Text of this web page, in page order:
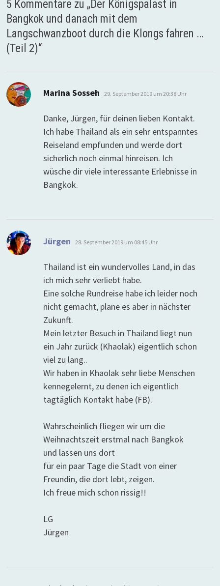
5 Kommentare zu „Der Königspalast in
Bangkok und danach mit dem
Langschwanzboot durch die Klongs fahren …
(Teil 2)“
Marina Sosseh sagt:
29. September 2019 um 20:38 Uhr
Danke, Jürgen, für deinen lieben Kontakt.
Ich habe Thailand als ein sehr entspanntes
Reiseland empfunden und werde dort
sicherlich noch einmal hinreisen. Ich
wüsche dir viele interessante Erlebnisse in
Bangkok.
Jürgen sagt:
28. September 2019 um 08:45 Uhr
Thailand ist ein wundervolles Land, in das
ich mich sehr verliebt habe.
Eine solche Rundreise habe ich leider noch
nicht gemacht, plane es aber in nächster
Zukunft.
Mein letzter Besuch in Thailand liegt nun
ein Jahr zurück (Khaolak) eigentlich schon
viel zu lang..
Wir haben in Khaolak sehr liebe Menschen
kennegelernt, zu denen ich eigentlich
tagtäglich Kontakt habe (FB).
Wahrscheinlich fliegen wir um die
Weihnachtszeit erstmal nach Bangkok
und lassen uns dort
für ein paar Tage die Stadt von einer
Freundin, die dort lebt, zeigen.
Ich freue mich schon rissig!!
LG
Jürgen